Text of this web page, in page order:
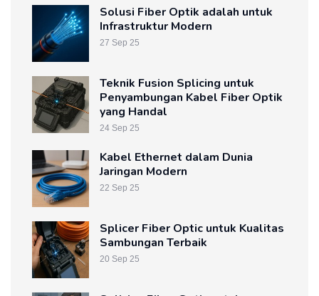
Solusi Fiber Optik adalah untuk
Infrastruktur Modern
27 Sep 25
Teknik Fusion Splicing untuk
Penyambungan Kabel Fiber Optik
yang Handal
24 Sep 25
Kabel Ethernet dalam Dunia
Jaringan Modern
22 Sep 25
Splicer Fiber Optic untuk Kualitas
Sambungan Terbaik
20 Sep 25